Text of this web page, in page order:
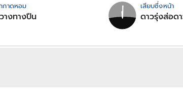
กาดหอม
างทางปืน
เสียบซึ่งหน้า
ดาวรุ่งส่อด